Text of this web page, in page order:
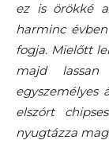
ez is örökké
harminc
fogja. Mielőtt
majd lassan
egyszemélyes
elszórt
nyugtázza